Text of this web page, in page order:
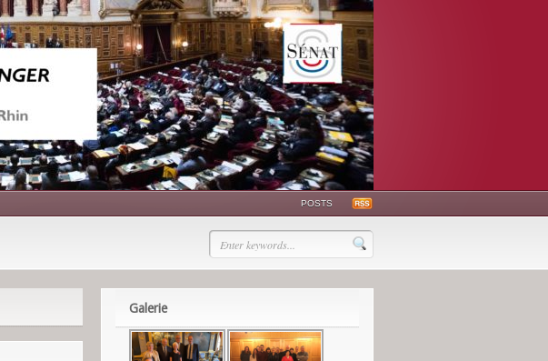
POSTS
Galerie